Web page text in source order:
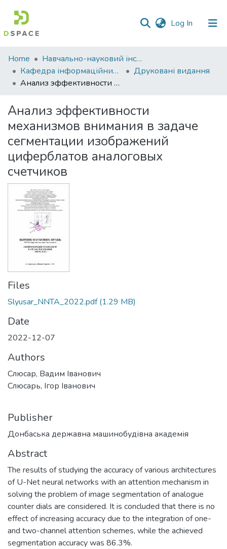
Log In (current)
Communities
&
Collections
Statistics
Home
Навчально-науковий інститут економіки, управління, права та інформаційних технологій
Кафедра інформаційних систем та технологій
Друковані видання
Анализ эффективности механизмов внимания в задаче сегментации изображений циферблатов аналоговых счетчиков
Анализ эффективности
механизмов внимания в задаче
сегментации изображений
циферблатов аналоговых
счетчиков
Files
Slyusar_NNTA_2022.pdf(1.29 MB)
Date
2022-12-07
Authors
Слюсар, Вадим Іванович
Слюсарь, Ігор Іванович
Publisher
Донбаська державна машинобудівна академія
Abstract
The results of studying the accuracy of various architectures
of U-Net neural networks with an attention mechanism in
solving the problem of image segmentation of analogue
counter dials are considered. It is concluded that there is no
effect of increasing accuracy due to the integration of one-
and two-channel attention schemes, while the achieved
segmentation accuracy was 86.3%.